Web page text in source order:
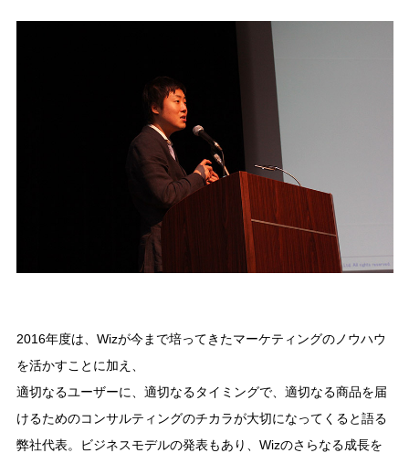
2016年度は、Wizが今まで培ってきたマーケティングのノウハウ
を活かすことに加え、
適切なるユーザーに、適切なるタイミングで、適切なる商品を届
けるためのコンサルティングのチカラが大切になってくると語る
弊社代表。ビジネスモデルの発表もあり、Wizのさらなる成長を